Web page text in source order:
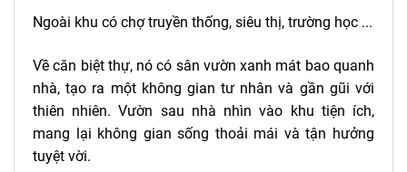
Ngoài khu có chợ truyền thống, siêu thị, trường học ...
Về căn biệt thự, nó có sân vườn xanh mát bao quanh
nhà, tạo ra một không gian tư nhân và gần gũi với
thiên nhiên. Vườn sau nhà nhìn vào khu tiện ích,
mang lại không gian sống thoải mái và tận hưởng
tuyệt vời.